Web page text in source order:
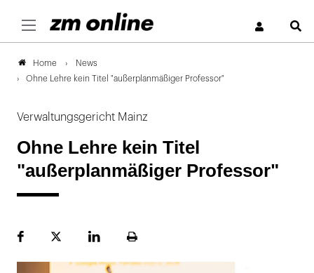
Home
News
Ohne Lehre kein Titel "außerplanmäßiger Professor"
Verwaltungsgericht Mainz
Ohne Lehre kein Titel
"außerplanmäßiger Professor"
FacebookPlattformLinekdInSeite